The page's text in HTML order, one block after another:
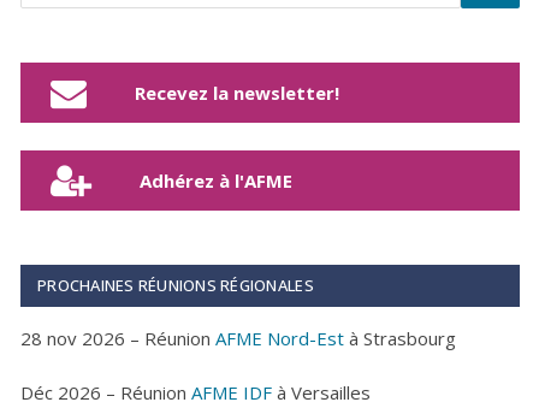
Recevez la newsletter!
Adhérez à l'AFME
PROCHAINES RÉUNIONS RÉGIONALES
28 nov 2026 – Réunion AFME Nord-Est à Strasbourg
Déc 2026 – Réunion AFME IDF à Versailles